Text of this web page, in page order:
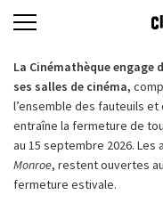
La Cinémathèque
ses salles de cinéma,
l’ensemble des fauteuils
entraîne la fermeture de
au 15 septembre 2026.
Monroe, restent ouvertes
fermeture estivale.